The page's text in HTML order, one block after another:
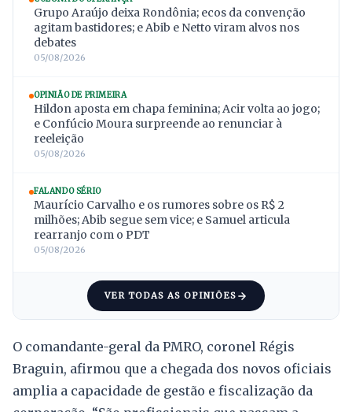
Grupo Araújo deixa Rondônia; ecos da convenção
agitam bastidores; e Abib e Netto viram alvos nos
debates
05/08/2026
OPINIÃO DE PRIMEIRA
Hildon aposta em chapa feminina; Acir volta ao jogo;
e Confúcio Moura surpreende ao renunciar à
reeleição
05/08/2026
FALANDO SÉRIO
Maurício Carvalho e os rumores sobre os R$ 2
milhões; Abib segue sem vice; e Samuel articula
rearranjo com o PDT
05/08/2026
VER TODAS AS OPINIÕES
O comandante-geral da PMRO, coronel Régis
Braguin, afirmou que a chegada dos novos oficiais
amplia a capacidade de gestão e fiscalização da